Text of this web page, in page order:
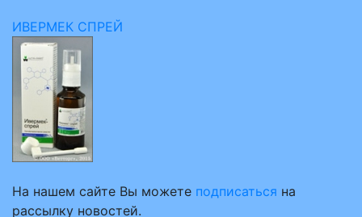
ИВЕРМЕК СПРЕЙ
На нашем сайте Вы можете подписаться на
рассылку новостей.